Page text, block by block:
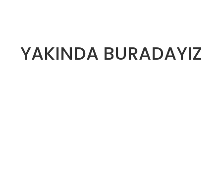
YAKINDA BURADAYIZ